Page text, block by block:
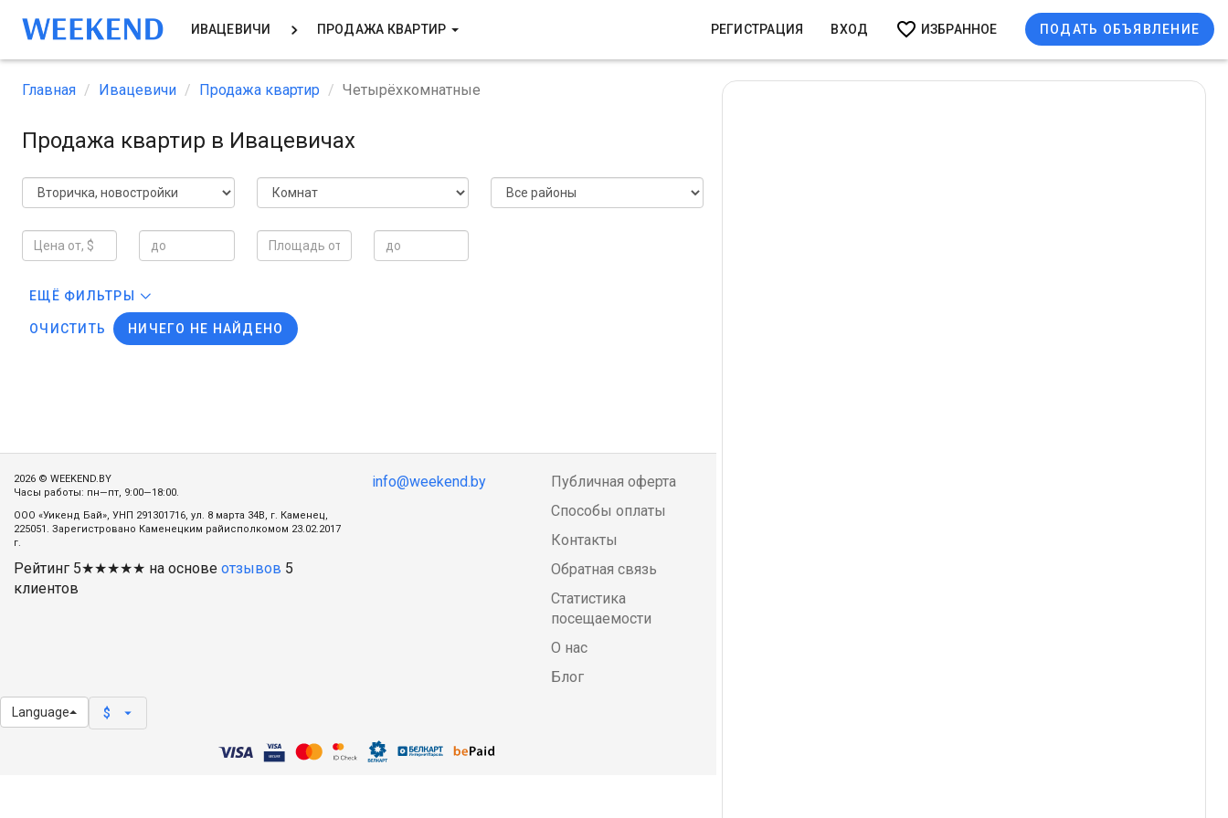
ИВАЦЕВИЧИ ПРОДАЖА КВАРТИР РЕГИСТРАЦИЯ ВХОД ИЗБРАННОЕ ПОДАТЬ ОБЪЯВЛЕНИЕ
Главная Ивацевичи Продажа квартир Четырёхкомнатные
Продажа квартир в Ивацевичах
ЕЩЁ ФИЛЬТРЫ
ОЧИСТИТЬ НИЧЕГО НЕ НАЙДЕНО
2026 © WEEKEND.BY
Часы работы: пн—пт, 9:00—18:00.
ООО «Уикенд Бай», УНП 291301716, ул. 8 марта 34В, г. Каменец,
225051. Зарегистровано Каменецким райисполкомом 23.02.2017
г.
Рейтинг 5★★★★★ на основе отзывов 5
клиентов
info@weekend.by
Публичная оферта
Способы оплаты
Контакты
Обратная связь
Статистика
посещаемости
О нас
Блог
Language $ arrow_drop_down